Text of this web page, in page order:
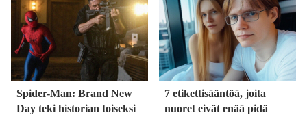
Spider-Man: Brand New
Day teki historian toiseksi
7 etikettisääntöä, joita
nuoret eivät enää pidä